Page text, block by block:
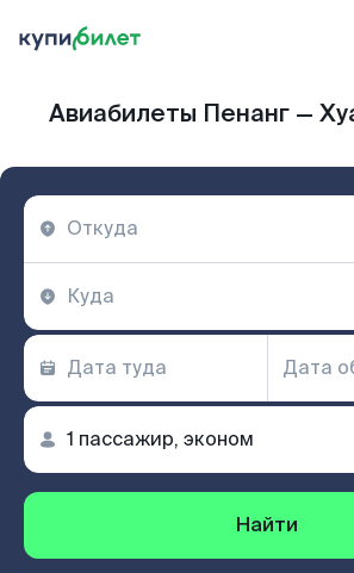
Авиабилеты Пенанг —
Найти